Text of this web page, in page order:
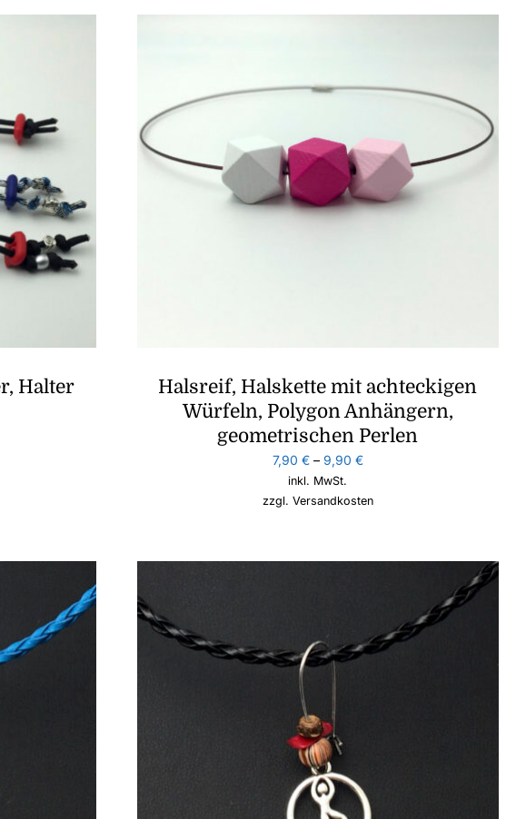
Halter
Halsreif, Halskette mit achteckigen
Würfeln, Polygon Anhängern,
geometrischen Perlen
7,90 €– 9,90 €
inkl. MwSt.
zzgl. Versandkosten